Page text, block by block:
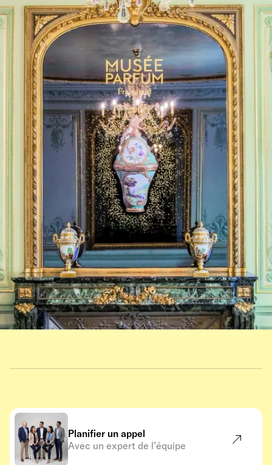
Planifier un appel
Avec un expert de l’équipe